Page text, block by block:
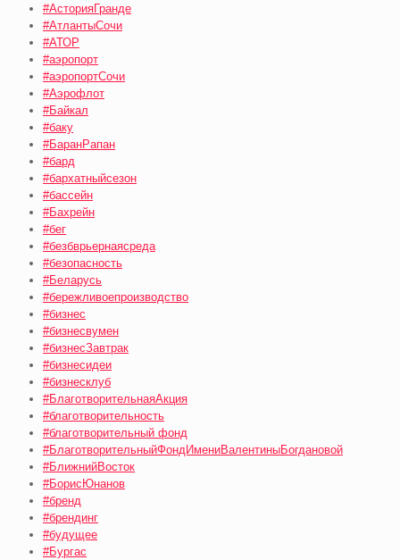
#АсторияГранде
#АтлантыСочи
#АТОР
#аэропорт
#аэропортСочи
#Аэрофлот
#Байкал
#баку
#БаранРапан
#бард
#бархатныйсезон
#бассейн
#Бахрейн
#бег
#безбврьернаясреда
#безопасность
#Беларусь
#бережливоепроизводство
#бизнес
#бизнесвумен
#бизнесЗавтрак
#бизнесидеи
#бизнесклуб
#БлаготворительнаяАкция
#благотворительность
#благотворительный фонд
#БлаготворительныйФондИмениВалентиныБогдановой
#БлижнийВосток
#БорисЮнанов
#бренд
#брендинг
#будущее
#Бургас